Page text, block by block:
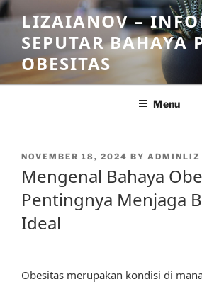
Skip
to
content
LIZAIANOV –
SEPUTAR BAHAYA
OBESITAS
Menu
POSTED
NOVEMBER 18, 2024 BY ADMINLIZ
Mengenal Bahaya
Pentingnya Menjaga
Ideal
Obesitas merupakan kondisi di